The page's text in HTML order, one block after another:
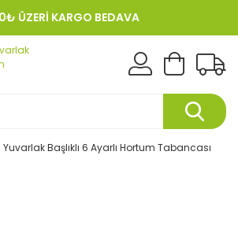
ÜZERİ KARGO BEDAVA
KARTINA 12 TAKSIT!